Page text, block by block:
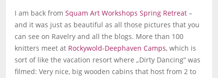
I am back from Squam Art Workshops Spring Retreat –
and it was just as beautiful as all those pictures that you
can see on Ravelry and all the blogs. More than 100
knitters meet at Rockywold-Deephaven Camps, which is
sort of like the vacation resort where „Dirty Dancing“ was
filmed: Very nice, big wooden cabins that host from 2 to